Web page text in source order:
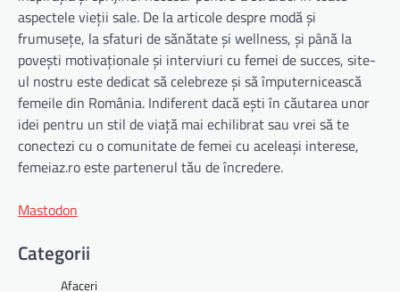
aspectele vieții sale. De la articole despre modă și
frumusețe, la sfaturi de sănătate și wellness, și până la
povești motivaționale și interviuri cu femei de succes, site-
ul nostru este dedicat să celebreze și să împuternicească
femeile din România. Indiferent dacă ești în căutarea unor
idei pentru un stil de viață mai echilibrat sau vrei să te
conectezi cu o comunitate de femei cu aceleași interese,
femeiaz.ro este partenerul tău de încredere.
Mastodon
Categorii
Afaceri